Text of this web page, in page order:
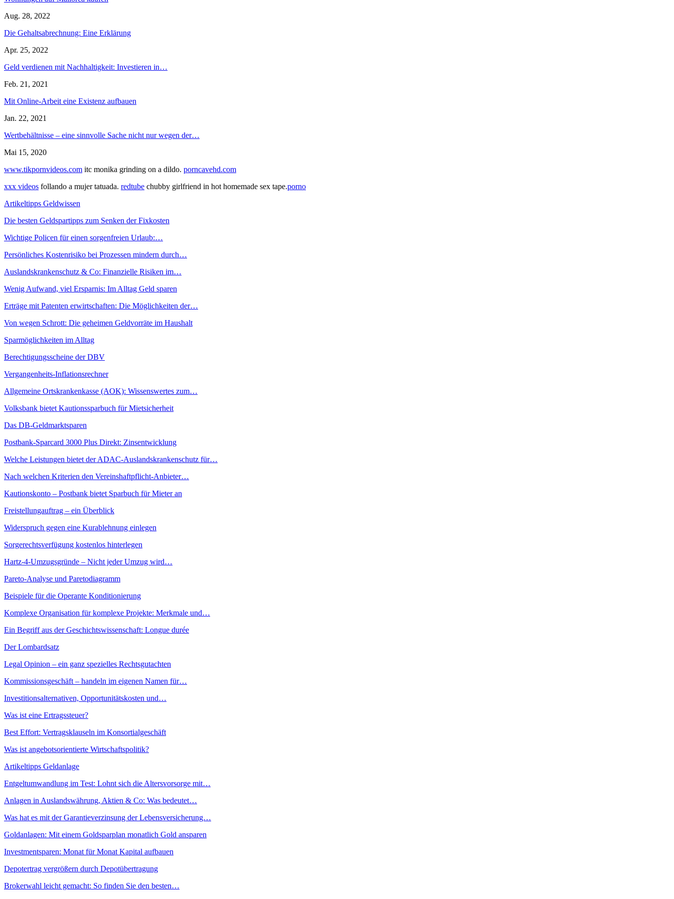
Aug. 28, 2022
Die Gehaltsabrechnung: Eine Erklärung
Apr. 25, 2022
Geld verdienen mit Nachhaltigkeit: Investieren in…
Feb. 21, 2021
Mit Online-Arbeit eine Existenz aufbauen
Jan. 22, 2021
Wertbehältnisse – eine sinnvolle Sache nicht nur wegen der…
Mai 15, 2020
www.tikpornvideos.com itc monika grinding on a dildo. porncavehd.com
xxx videos follando a mujer tatuada. redtube chubby girlfriend in hot homemade sex tape.porno
Artikeltipps Geldwissen
Die besten Geldspartipps zum Senken der Fixkosten
Wichtige Policen für einen sorgenfreien Urlaub:…
Persönliches Kostenrisiko bei Prozessen mindern durch…
Auslandskrankenschutz & Co: Finanzielle Risiken im…
Wenig Aufwand, viel Ersparnis: Im Alltag Geld sparen
Erträge mit Patenten erwirtschaften: Die Möglichkeiten der…
Von wegen Schrott: Die geheimen Geldvorräte im Haushalt
Sparmöglichkeiten im Alltag
Berechtigungsscheine der DBV
Vergangenheits-Inflationsrechner
Allgemeine Ortskrankenkasse (AOK): Wissenswertes zum…
Volksbank bietet Kautionssparbuch für Mietsicherheit
Das DB-Geldmarktsparen
Postbank-Sparcard 3000 Plus Direkt: Zinsentwicklung
Welche Leistungen bietet der ADAC-Auslandskrankenschutz für…
Nach welchen Kriterien den Vereinshaftpflicht-Anbieter…
Kautionskonto – Postbank bietet Sparbuch für Mieter an
Freistellungauftrag – ein Überblick
Widerspruch gegen eine Kurablehnung einlegen
Sorgerechtsverfügung kostenlos hinterlegen
Hartz-4-Umzugsgründe – Nicht jeder Umzug wird…
Pareto-Analyse und Paretodiagramm
Beispiele für die Operante Konditionierung
Komplexe Organisation für komplexe Projekte: Merkmale und…
Ein Begriff aus der Geschichtswissenschaft: Longue durée
Der Lombardsatz
Legal Opinion – ein ganz spezielles Rechtsgutachten
Kommissionsgeschäft – handeln im eigenen Namen für…
Investitionsalternativen, Opportunitätskosten und…
Was ist eine Ertragssteuer?
Best Effort: Vertragsklauseln im Konsortialgeschäft
Was ist angebotsorientierte Wirtschaftspolitik?
Artikeltipps Geldanlage
Entgeltumwandlung im Test: Lohnt sich die Altersvorsorge mit…
Anlagen in Auslandswährung, Aktien & Co: Was bedeutet…
Was hat es mit der Garantieverzinsung der Lebensversicherung…
Goldanlagen: Mit einem Goldsparplan monatlich Gold ansparen
Investmentsparen: Monat für Monat Kapital aufbauen
Depotertrag vergrößern durch Depotübertragung
Brokerwahl leicht gemacht: So finden Sie den besten…